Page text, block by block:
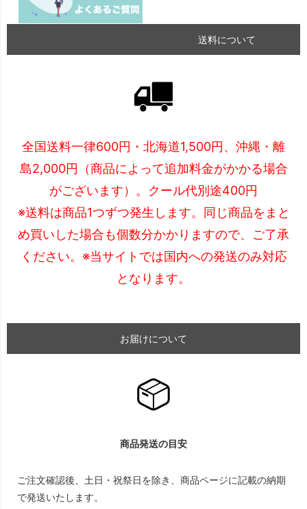
送料について
全国送料一律600円・北海道1,500円、沖縄・離
島2,000円（商品によって追加料金がかかる場合
がございます）。クール代別途400円
※送料は商品1つずつ発生します。同じ商品をまと
め買いした場合も個数分かかりますので、ご了承
ください。※当サイトでは国内への発送のみ対応
となります。
お届けについて
商品発送の目安
ご注文確認後、土日・祝祭日を除き、商品ページに記載の納期
で発送いたします。